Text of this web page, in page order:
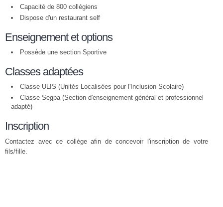
Capacité de 800 collégiens
Dispose d'un restaurant self
Enseignement et options
Possède une section Sportive
Classes adaptées
Classe ULIS (Unités Localisées pour l'Inclusion Scolaire)
Classe Segpa (Section d'enseignement général et professionnel
adapté)
Inscription
Contactez avec ce collège afin de concevoir l'inscription de votre
fils/fille.